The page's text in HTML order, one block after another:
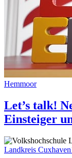
Hemmoor
Let’s talk!
Einsteiger
Landkreis Cuxhaven